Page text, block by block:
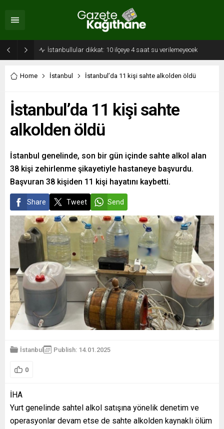
İstanbullular dikkat: 10 ilçeye 4 saat su verilemeyecek
Home İstanbul İstanbul’da 11 kişi sahte alkolden öldü
İstanbul’da 11 kişi sahte
alkolden öldü
İstanbul genelinde, son bir gün içinde sahte alkol alan
38 kişi zehirlenme şikayetiyle hastaneye başvurdu.
Başvuran 38 kişiden 11 kişi hayatını kaybetti.
Share Tweet Send
İstanbul Publish: 14.01.2025
0
İHA
Yurt genelinde sahtel alkol satışına yönelik denetim ve
operasyonlar devam etse de sahte alkolden kaynaklı ölüm